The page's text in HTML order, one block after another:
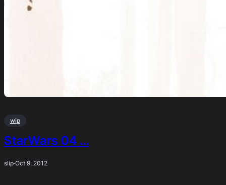
wip
StarWars 04 …
slip·Oct 9, 2012